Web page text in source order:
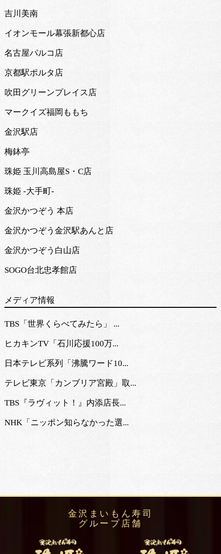
吉川美南
イオンモール幕張新都心店
名古屋パルコ店
京都駅ポルタ店
吹田グリーンプレイス店
マークイズ福岡ももち
金沢駅店
梅鉢亭
珠姫 玉川高島屋S・C店
珠姫 -大手町-
金沢かつぞう 本店
金沢かつぞう金沢駅あんと店
金沢かつぞう白山店
SOGO台北忠孝館店
メディア情報
TBS「世界くらべてみたら」 ...
ヒカキンTV「石川応援100万...
日本テレビ系列「沸騰ワード10...
テレビ東京「カンブリア宮殿」取...
TBS『ラヴィット！』内添店長...
NHK「ニッポン知らなかった選...
金沢まいもん寿司
グループ店舗